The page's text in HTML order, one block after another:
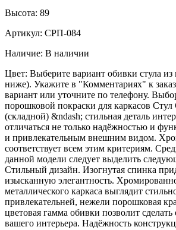
Высота: 89
Артикул: СРП-084
Наличие: В наличии
Цвет: Выберите вариант обивки стула из
ниже). Укажите в "Комментариях" к
вариант или уточните по телефону.
порошковой покраски для каркасов
(складной) &ndash; стильная деталь
отличаться не только надёжностью и
и привлекательным внешним видом.
соответствует всем этим критериям.
данной модели следует выделить
Стильный дизайн. Изогнутая спинка
изысканную элегантность.
металлического каркаса выглядит
привлекательней, нежели порошковая
цветовая гамма обивки позволит сделать
вашего интерьера. Надёжность